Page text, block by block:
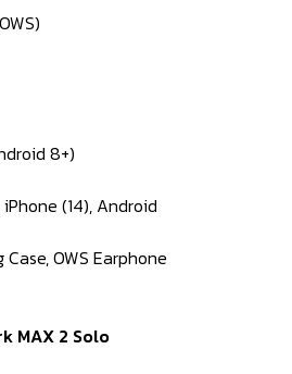
8+)
(14), Android
Case, OWS Earphone
MAX 2 Solo